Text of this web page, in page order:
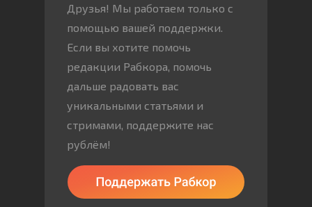
Друзья! Мы работаем только с
помощью вашей поддержки.
Если вы хотите помочь
редакции Рабкора, помочь
дальше радовать вас
уникальными статьями и
стримами, поддержите нас
рублём!